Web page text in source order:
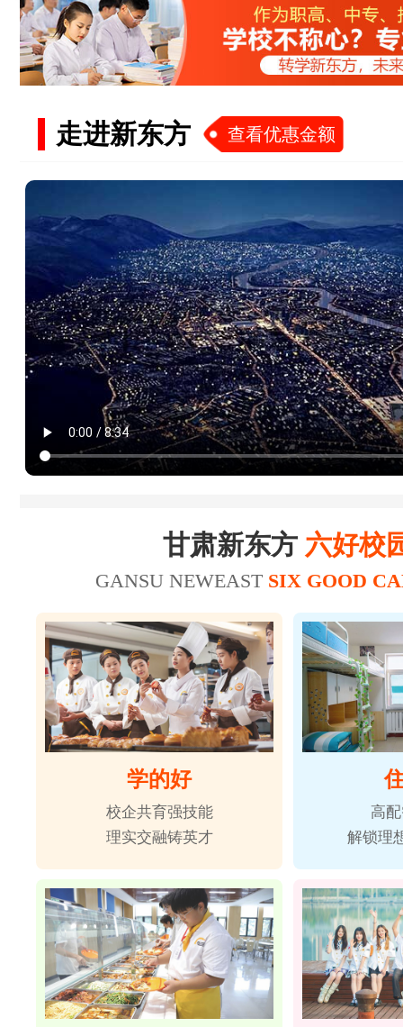
杨* 18 21
冯* 16 19
屈*天 15 18
李*东 19 22 美发师
杜*龙 20
20 21
陈*财 23 25
赵*轩 25 26
17 20 美容师
张*禄 19 22
张*辉 16 19 美发师
18 21 美容师
走进新东方 查看优惠金额
甘肃新东方 六好校
GANSU NEWEASTSIX GOOD
学的好
校企共育强技能
理实交融铸英才
高
解锁理